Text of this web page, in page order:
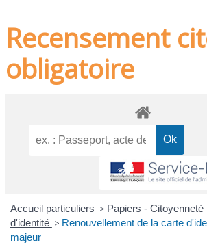
Recensement
obligatoire
Accueil particuliers > Papiers - Citoyenneté
d'identité > Renouvellement de la carte
majeur